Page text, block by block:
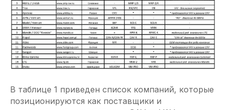
В таблице 1 приведен список компаний, которые
позиционируются как поставщики и